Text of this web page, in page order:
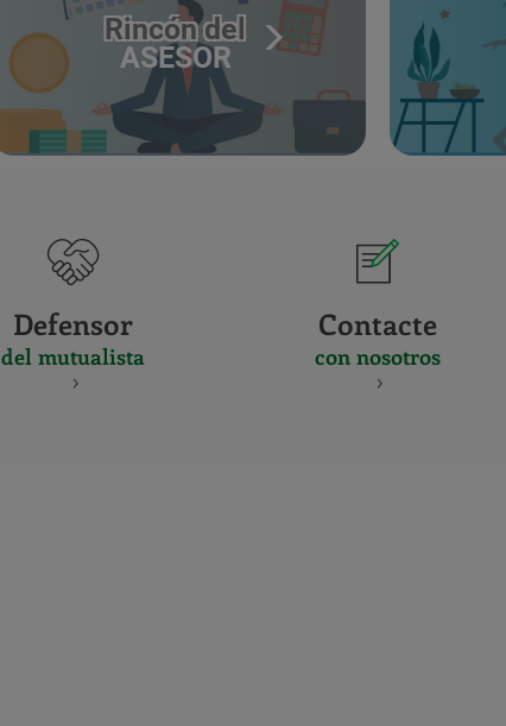
Rincón del
ASESOR
Defensor
del mutualista
Contacte
con nosotros